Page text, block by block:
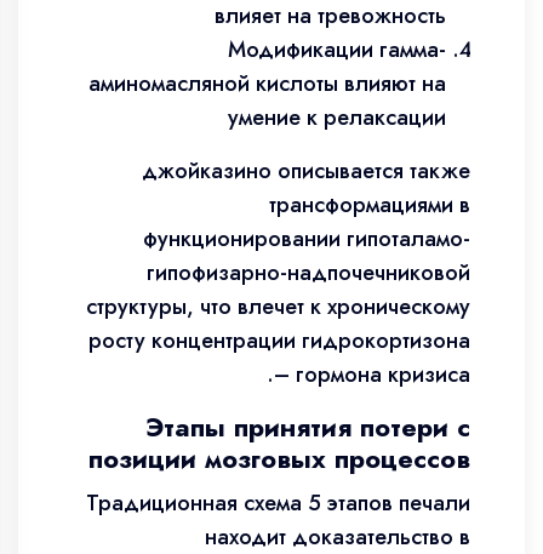
влияет на тревожность
Модификации гамма-
аминомасляной кислоты влияют на
умение к релаксации
джойказино описывается также
трансформациями в
функционировании гипоталамо-
гипофизарно-надпочечниковой
структуры, что влечет к хроническому
росту концентрации гидрокортизона
– гормона кризиса.
Этапы принятия потери с
позиции мозговых процессов
Традиционная схема 5 этапов печали
находит доказательство в